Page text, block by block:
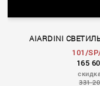
AIARDINI
101/
165
331